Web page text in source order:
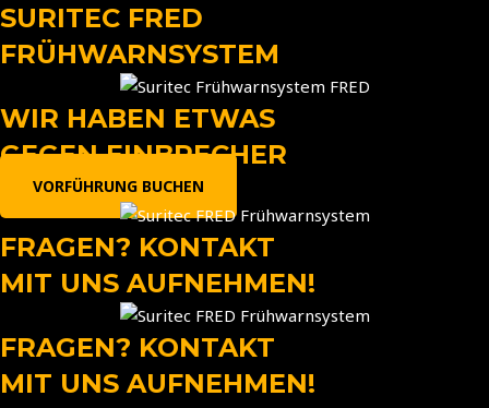
Zum
Inhalt
springen
SURITEC FRED
FRÜHWARNSYSTEM
WIR HABEN ETWAS
GEGEN EINBRECHER
VORFÜHRUNG BUCHEN
FRAGEN? KONTAKT
MIT UNS AUFNEHMEN!
FRAGEN? KONTAKT
MIT UNS AUFNEHMEN!